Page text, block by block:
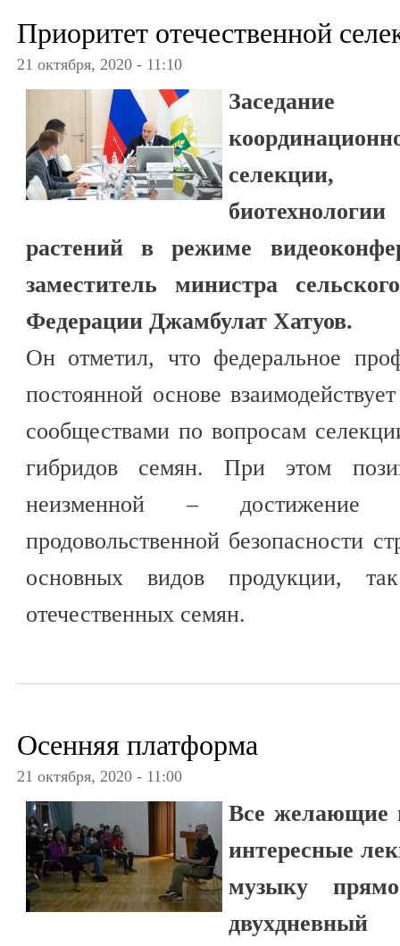
Приоритет отечественной
21 октября, 2020 - 11:10
Заседание
селекции,
растений в режиме
заместитель министра
Федерации Джамбулат Хатуов.
Он отметил, что федеральное
постоянной основе
сообществами по вопросам
гибридов семян. При этом
неизменной – достижение
продовольственной безопасности
основных видов продукции,
отечественных семян.
Осенняя платформа
21 октября, 2020 - 11:00
Все желающие
интересные
музыку
двухдневный